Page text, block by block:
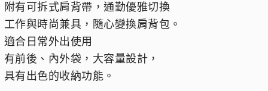
附有可拆式肩背帶，通勤優雅切換
工作與時尚兼具，隨心變換肩背包。
適合日常外出使用
有前後、內外袋，大容量設計，
具有出色的收納功能。